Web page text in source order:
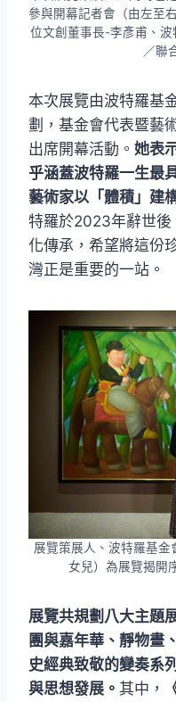
參與開幕記者會（由左至
位文創董事長-李彥甫、
／聯
本次展覽由波特羅基
劃，基金會代表暨藝
出席開幕活動。 她表
乎涵蓋波特羅一生最
藝術家以「體積」建
特羅於2023年辭世後
化傳承，希望將這份
灣正是重要的一站。
展覽策展人、波特羅基
女兒）為展覽揭開
展覽共規劃八大主題
團與嘉年華、靜物畫
史經典致敬的變奏系
與思想發展。 其中，